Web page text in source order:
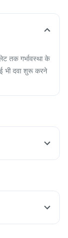
तक गर्भावस्था के
भी दवा शुरू करने